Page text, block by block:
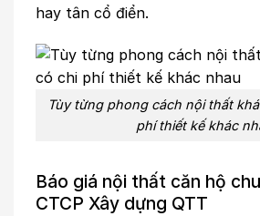
hay tân cổ điển.
Tùy từng phong cách nội thất
phí thiết kế khác
Báo giá nội thất căn hộ
CTCP Xây dựng QTT